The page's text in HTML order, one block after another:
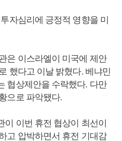
자심리에 긍정적 영향을 미
은 이스라엘이 미국에 제안
했다고 이날 밝혔다. 베냐민
협상제안을 수락했다. 다만
으로 파악됐다.
이번 휴전 협상이 최선이
고 압박하면서 휴전 기대감